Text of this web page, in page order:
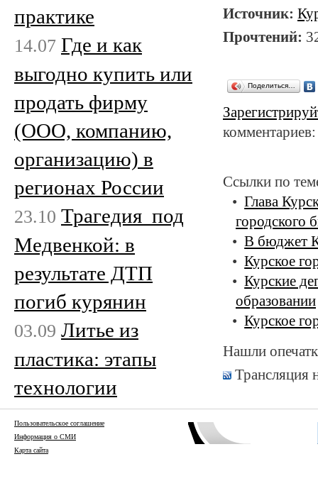
Источник:
Прочтений:
Поделиться…
Ссылки по
Глава
городского
В бюджет
Курское
Курские
образовании
Курское
Нашли
Трансляция
практике
14.07 Где и как
выгодно купить или
продать фирму
(ООО, компанию,
организацию) в
регионах России
23.10 Трагедия под
Медвенкой: в
результате ДТП
погиб курянин
03.09 Литье из
пластика: этапы
технологии
Пользовательское соглашение
Информация о СМИ
Карта сайта